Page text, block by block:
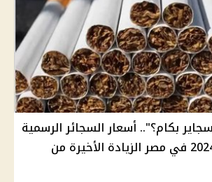
بكام؟".. أسعار السجائر الرسمية
اليوم 24 أكتوبر 2024 في مصر الزيادة الأخيرة من